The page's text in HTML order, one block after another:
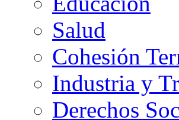
Salud
Cohesión
Industria y
Derechos